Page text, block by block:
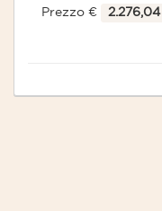
Prezzo €
2.276,04